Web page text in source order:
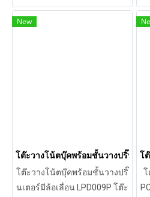
New
โต๊ะวางโน้ตบุ๊คพร้อมชั้นวางปริ๊นเตอ
โต๊ะวางโน้ตบุ๊คพร้อมชั้นวางปริ๊
นเตอร์มีล้อเลื่อน LPD009P โต๊ะ
โ
โ